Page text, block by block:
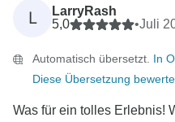
L
LarryRash
5,0
•Juli
Automatisch übersetzt. In
Diese Übersetzung
Was für ein tolles Erlebnis!